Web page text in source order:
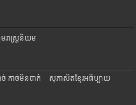
ាស្រ្តនិយម
ច់ កាច់មិនបាក់ – សុភាសិតខ្មែរអធិប្បាយ